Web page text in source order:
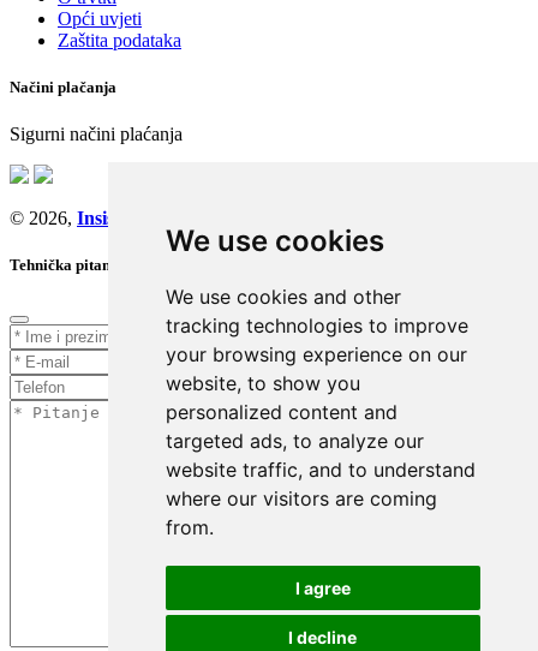
We use cookies
We use cookies and other
tracking technologies to improve
your browsing experience on our
website, to show you
personalized content and
targeted ads, to analyze our
website traffic, and to understand
where our visitors are coming
from.
I agree
I decline
Opći uvjeti
Zaštita podataka
Načini plačanja
Sigurni načini plaćanja
© 2026, Insist d.o.o.
Tehnička pitanja